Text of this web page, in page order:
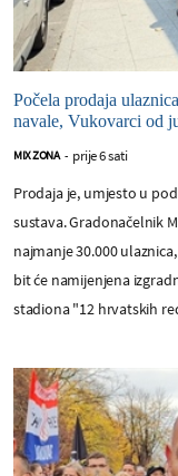
Počela prodaja
navale, Vukovarci od
MIX ZONA - prije 6 sati
Prodaja je, umjesto u
sustava. Gradonačelnik
najmanje 30.000
bit će namijenjena
stadiona "12 hrvatskih